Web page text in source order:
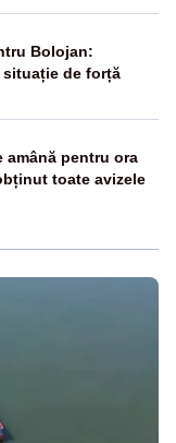
Bolojan:
situație de forță
amână pentru ora
toate avizele